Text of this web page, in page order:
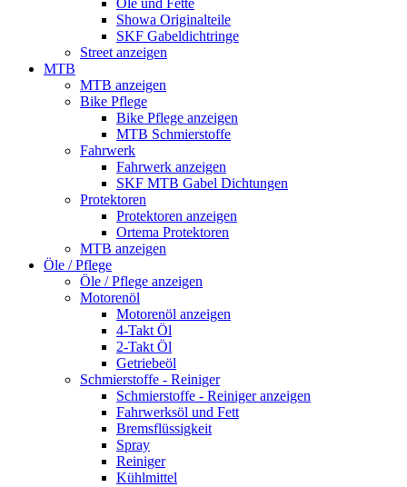
Öle und Fette
Showa Originalteile
SKF Gabeldichtringe
Street anzeigen
MTB
MTB anzeigen
Bike Pflege
Bike Pflege anzeigen
MTB Schmierstoffe
Fahrwerk
Fahrwerk anzeigen
SKF MTB Gabel Dichtungen
Protektoren
Protektoren anzeigen
Ortema Protektoren
MTB anzeigen
Öle / Pflege
Öle / Pflege anzeigen
Motorenöl
Motorenöl anzeigen
4-Takt Öl
2-Takt Öl
Getriebeöl
Schmierstoffe - Reiniger
Schmierstoffe - Reiniger anzeigen
Fahrwerksöl und Fett
Bremsflüssigkeit
Spray
Reiniger
Kühlmittel